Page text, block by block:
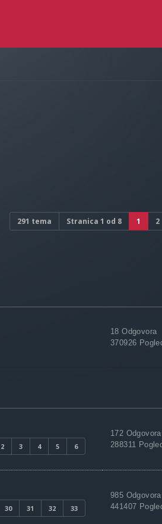
291 tema Stranica 1 od 8 1 2
18 Odgovora
370926
2 3 4 5 6
172 Odgovora
288311
30 31 32 33
985 Odgovora
441407